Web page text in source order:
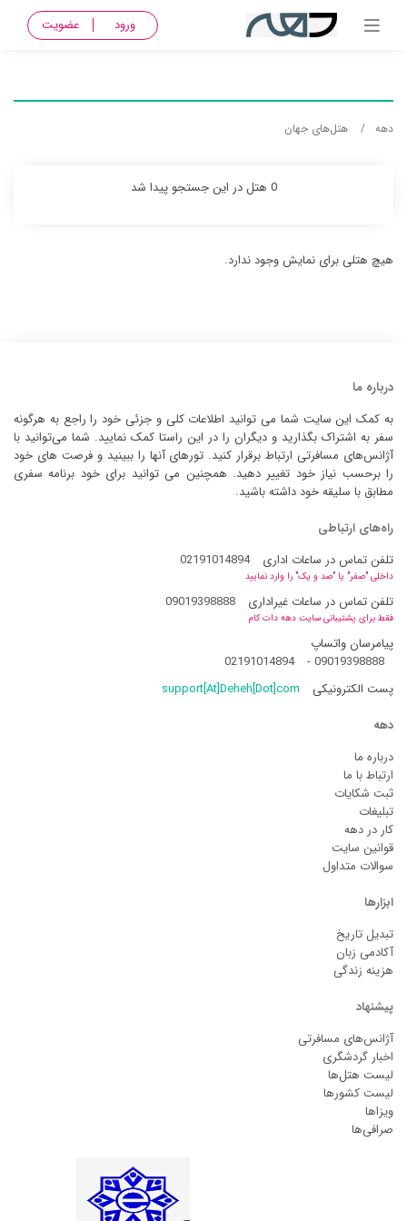
ورود عضویت
دهه هتل‌های جهان
0 هتل در این جستجو پیدا شد
هیچ هتلی برای نمایش وجود ندارد.
درباره ما
به کمک این سایت شما می توانید اطلاعات کلی و جزئی خود را راجع به هرگونه
سفر به اشتراک بگذارید و دیگران را در این راستا کمک نمایید. شما می‌توانید با
آژانس‌های مسافرتی ارتباط برقرار کنید. تورهای آنها را ببینید و فرصت های خود
را برحسب نیاز خود تغییر دهید. همچنین می توانید برای خود برنامه سفری
مطابق با سلیقه خود داشته باشید.
راه‌های ارتباطی
تلفن تماس در ساعات اداری
02191014894
داخلی "صفر" یا "صد و یک" را وارد نمایید
تلفن تماس در ساعات غیراداری 09019398888
فقط برای پشتیبانی سایت دهه دات کام
پیامرسان واتساپ
09019398888
-
02191014894
پست الکترونیکی
support[At]Deheh[Dot]com
دهه
درباره ما
ارتباط با ما
ثبت شکایات
تبلیغات
کار در دهه
قوانین سایت
سوالات متداول
ابزارها
تبدیل تاریخ
آکادمی زبان
هزینه زندگی
پیشنهاد
آژانس‌های مسافرتی
اخبار گردشگری
لیست هتل‌ها
لیست کشورها
ویزاها
صرافی‌ها